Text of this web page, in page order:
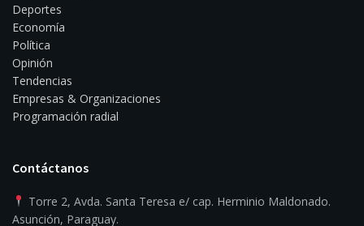
Deportes
Economía
Política
Opinión
Tendencias
Empresas & Organizaciones
Programación radial
Contáctanos
Torre 2, Avda. Santa Teresa e/ cap. Herminio Maldonado.
Asunción, Paraguay.